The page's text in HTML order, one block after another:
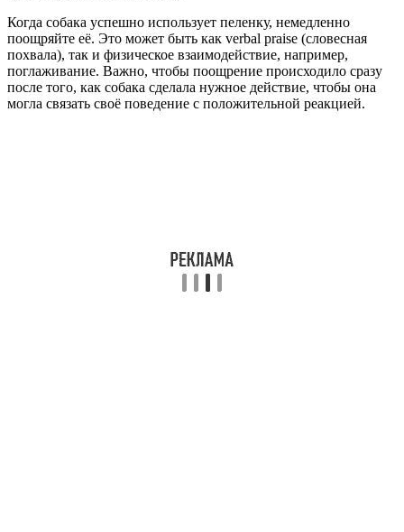
Когда собака успешно использует пеленку, немедленно
поощряйте её. Это может быть как verbal praise (словесная
похвала), так и физическое взаимодействие, например,
поглаживание. Важно, чтобы поощрение происходило сразу
после того, как собака сделала нужное действие, чтобы она
могла связать своё поведение с положительной реакцией.